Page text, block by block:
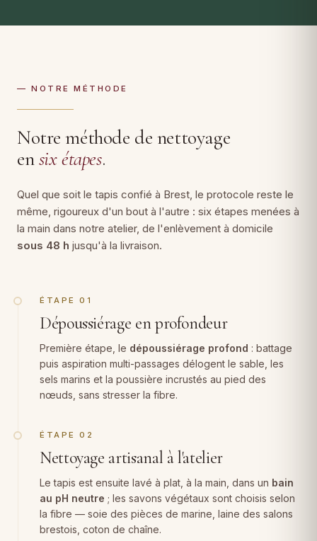
— NOTRE MÉTHODE
Notre méthode de nettoyage
ensix étapes.
Quel que soit le tapis confié à Brest, le protocole reste le
même, rigoureux d'un bout à l'autre : six étapes menées à
la main dans notre atelier, de l'enlèvement à domicile
sous 48 h jusqu'à la livraison.
ÉTAPE 01
Dépoussiérage en profondeur
Première étape, le dépoussiérage profond : battage
puis aspiration multi-passages délogent le sable, les
sels marins et la poussière incrustés au pied des
nœuds, sans stresser la fibre.
ÉTAPE 02
Nettoyage artisanal à l'atelier
Le tapis est ensuite lavé à plat, à la main, dans un bain
au pH neutre ; les savons végétaux sont choisis selon
la fibre — soie des pièces de marine, laine des salons
brestois, coton de chaîne.